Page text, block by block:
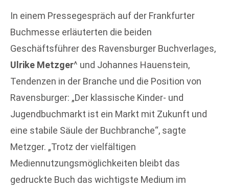
In einem Pressegespräch auf der Frankfurter
Buchmesse erläuterten die beiden
Geschäftsführer des Ravensburger Buchverlages,
Ulrike Metzger^ und Johannes Hauenstein,
Tendenzen in der Branche und die Position von
Ravensburger: „Der klassische Kinder- und
Jugendbuchmarkt ist ein Markt mit Zukunft und
eine stabile Säule der Buchbranche“, sagte
Metzger. „Trotz der vielfältigen
Mediennutzungsmöglichkeiten bleibt das
gedruckte Buch das wichtigste Medium im